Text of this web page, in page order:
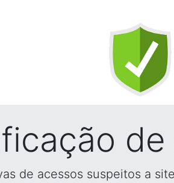
de acessos suspeitos a